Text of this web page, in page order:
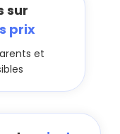
sur
prix
et